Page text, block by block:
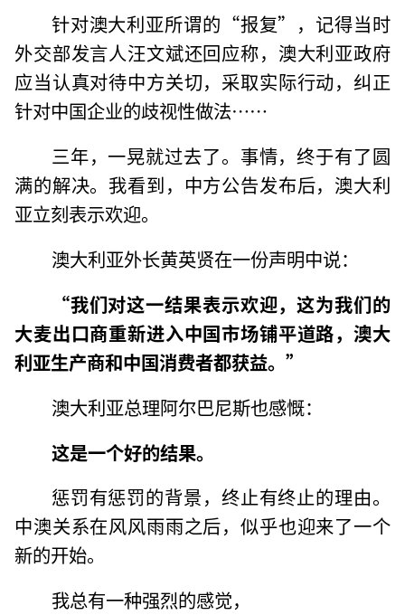
针对澳大利亚所谓的“报复”，记得当时
外交部发言人汪文斌还回应称，澳大利亚政府
应当认真对待中方关切，采取实际行动，纠正
针对中国企业的歧视性做法……
三年，一晃就过去了。事情，终于有了圆
满的解决。我看到，中方公告发布后，澳大利
亚立刻表示欢迎。
澳大利亚外长黄英贤在一份声明中说：
“我们对这一结果表示欢迎，这为我们的
大麦出口商重新进入中国市场铺平道路，澳大
利亚生产商和中国消费者都获益。”
澳大利亚总理阿尔巴尼斯也感慨：
这是一个好的结果。
惩罚有惩罚的背景，终止有终止的理由。
中澳关系在风风雨雨之后，似乎也迎来了一个
新的开始。
我总有一种强烈的感觉，